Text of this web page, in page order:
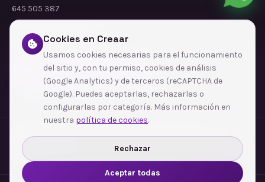
645 505 387
info@dependalium.com
Mataró (Barcelona)
Déjanos tu reseña en Google
Zonas de cobertura·Barcelona·L'Hospitalet de Llobregat·Terrassa·Badalona
Sabadell
Santa Coloma de Gramenet
Ver todas las zonas →
Cookies en Creaar
Usamos cookies necesarias para el funcionamiento
del sitio y, con tu permiso, cookies de análisis
(Google Analytics) y de terceros (reCAPTCHA de
Google). Puedes aceptarlas, rechazarlas o
configurarlas por categoría. Más información en
nuestra política de cookies.
Rechazar
Aceptar todas